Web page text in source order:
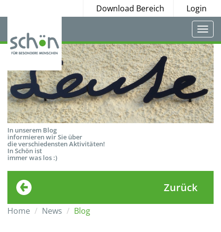
Download Bereich Login
In unserem Blog
informieren wir Sie über
die verschiedensten Aktivitäten!
In Schön ist
immer was los :)
Zurück
Home News Blog